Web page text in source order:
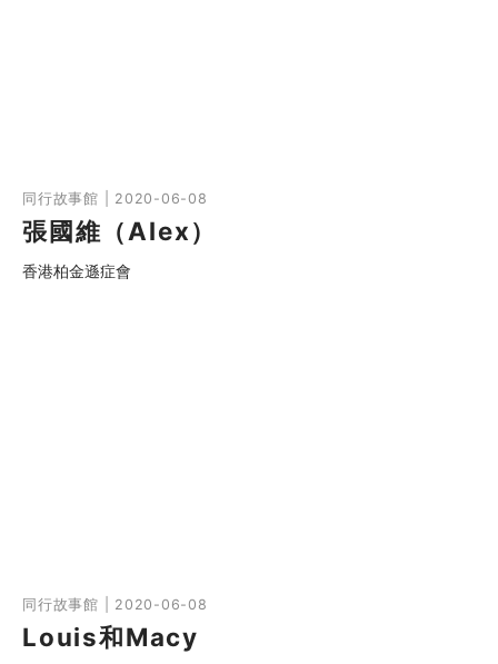
同行故事館 | 2020-06-08
張國維（Alex）
香港柏金遜症會
同行故事館 | 2020-06-08
Louis和Macy